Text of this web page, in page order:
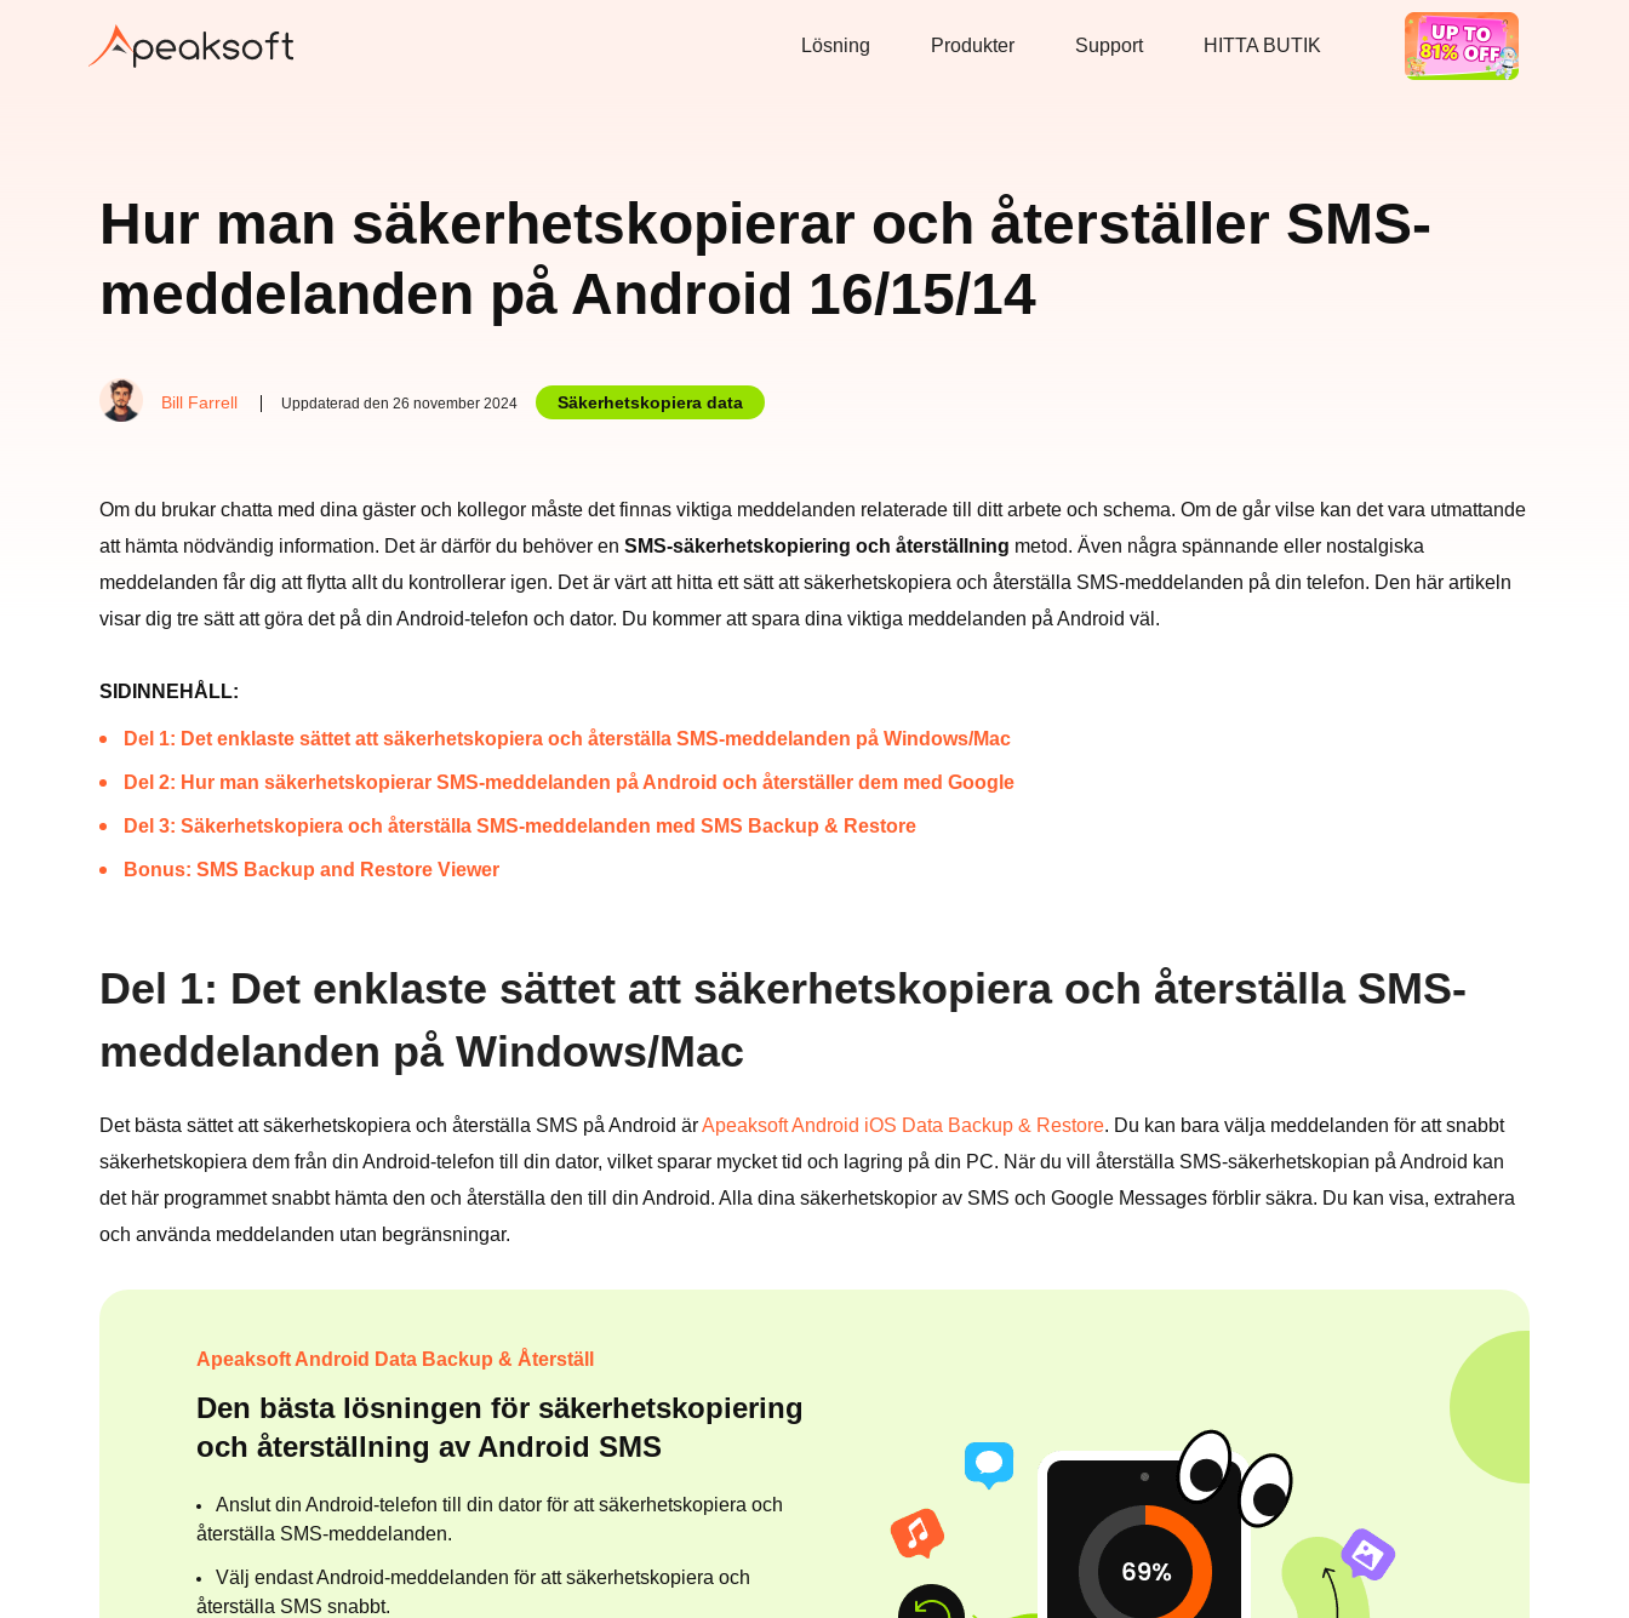
Lösning Produkter Support HITTA BUTIK
Hot Deal
Hur man säkerhetskopierar och återställer SMS-
meddelanden på Android 16/15/14
Bill Farrell Uppdaterad den 26 november 2024 Säkerhetskopiera data
Om du brukar chatta med dina gäster och kollegor måste det finnas viktiga meddelanden relaterade till ditt arbete och schema. Om de går vilse kan det vara utmattande
att hämta nödvändig information. Det är därför du behöver en SMS-säkerhetskopiering och återställning metod. Även några spännande eller nostalgiska
meddelanden får dig att flytta allt du kontrollerar igen. Det är värt att hitta ett sätt att säkerhetskopiera och återställa SMS-meddelanden på din telefon. Den här artikeln
visar dig tre sätt att göra det på din Android-telefon och dator. Du kommer att spara dina viktiga meddelanden på Android väl.
SIDINNEHÅLL:
Del 1: Det enklaste sättet att säkerhetskopiera och återställa SMS-meddelanden på Windows/Mac
Del 2: Hur man säkerhetskopierar SMS-meddelanden på Android och återställer dem med Google
Del 3: Säkerhetskopiera och återställa SMS-meddelanden med SMS Backup & Restore
Bonus: SMS Backup and Restore Viewer
Del 1: Det enklaste sättet att säkerhetskopiera och återställa SMS-
meddelanden på Windows/Mac
Det bästa sättet att säkerhetskopiera och återställa SMS på Android ärApeaksoft Android iOS Data Backup & Restore. Du kan bara välja meddelanden för att snabbt
säkerhetskopiera dem från din Android-telefon till din dator, vilket sparar mycket tid och lagring på din PC. När du vill återställa SMS-säkerhetskopian på Android kan
det här programmet snabbt hämta den och återställa den till din Android. Alla dina säkerhetskopior av SMS och Google Messages förblir säkra. Du kan visa, extrahera
och använda meddelanden utan begränsningar.
Apeaksoft Android Data Backup & Återställ
Den bästa lösningen för säkerhetskopiering
och återställning av Android SMS
Anslut din Android-telefon till din dator för att säkerhetskopiera och
återställa SMS-meddelanden.
Välj endast Android-meddelanden för att säkerhetskopiera och
återställa SMS snabbt.